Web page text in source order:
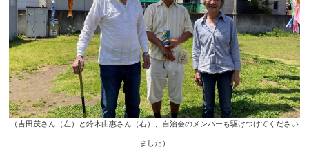
（吉田茂さん（左）と鈴木由惠さん（右）、自治会のメンバーも駆けつけてください
ました）